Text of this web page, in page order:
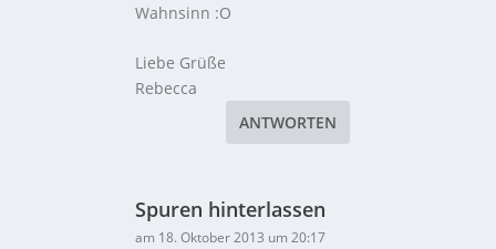
Wahnsinn :O
Liebe Grüße
Rebecca
ANTWORTEN
Spuren hinterlassen
am 18. Oktober 2013 um 20:17